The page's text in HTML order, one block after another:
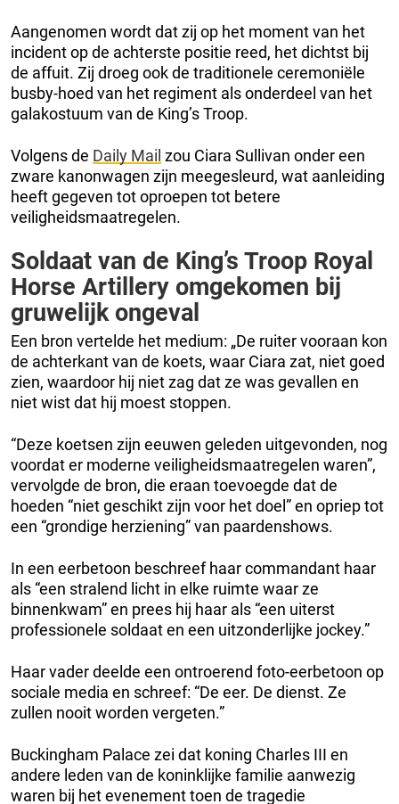
Aangenomen wordt dat zij op het moment van het
incident op de achterste positie reed, het dichtst bij
de affuit. Zij droeg ook de traditionele ceremoniële
busby-hoed van het regiment als onderdeel van het
galakostuum van de King’s Troop.
Volgens de Daily Mail zou Ciara Sullivan onder een
zware kanonwagen zijn meegesleurd, wat aanleiding
heeft gegeven tot oproepen tot betere
veiligheidsmaatregelen.
Soldaat van de King’s Troop Royal
Horse Artillery omgekomen bij
gruwelijk ongeval
Een bron vertelde het medium: „De ruiter vooraan kon
de achterkant van de koets, waar Ciara zat, niet goed
zien, waardoor hij niet zag dat ze was gevallen en
niet wist dat hij moest stoppen.
“Deze koetsen zijn eeuwen geleden uitgevonden, nog
voordat er moderne veiligheidsmaatregelen waren”,
vervolgde de bron, die eraan toevoegde dat de
hoeden “niet geschikt zijn voor het doel” en opriep tot
een “grondige herziening” van paardenshows.
In een eerbetoon beschreef haar commandant haar
als “een stralend licht in elke ruimte waar ze
binnenkwam” en prees hij haar als “een uiterst
professionele soldaat en een uitzonderlijke jockey.”
Haar vader deelde een ontroerend foto-eerbetoon op
sociale media en schreef: “De eer. De dienst. Ze
zullen nooit worden vergeten.”
Buckingham Palace zei dat koning Charles III en
andere leden van de koninklijke familie aanwezig
waren bij het evenement toen de tragedie